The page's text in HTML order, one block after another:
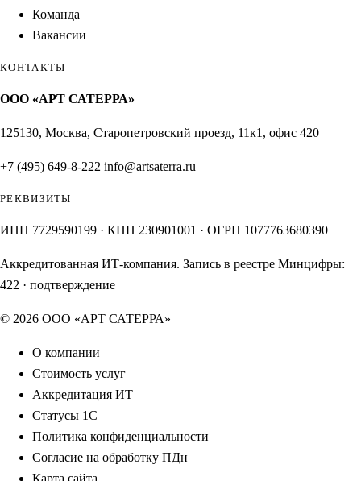
Команда
Вакансии
КОНТАКТЫ
ООО «АРТ САТЕРРА»
125130, Москва, Старопетровский проезд, 11к1, офис 420
+7 (495) 649-8-222 info@artsaterra.ru
РЕКВИЗИТЫ
ИНН 7729590199 · КПП 230901001 · ОГРН 1077763680390
Аккредитованная ИТ-компания. Запись в реестре Минцифры:
422 · подтверждение
© 2026 ООО «АРТ САТЕРРА»
О компании
Стоимость услуг
Аккредитация ИТ
Статусы 1С
Политика конфиденциальности
Согласие на обработку ПДн
Карта сайта